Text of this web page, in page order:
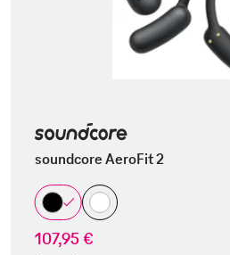
soundcore AeroFit 2
107,95 €